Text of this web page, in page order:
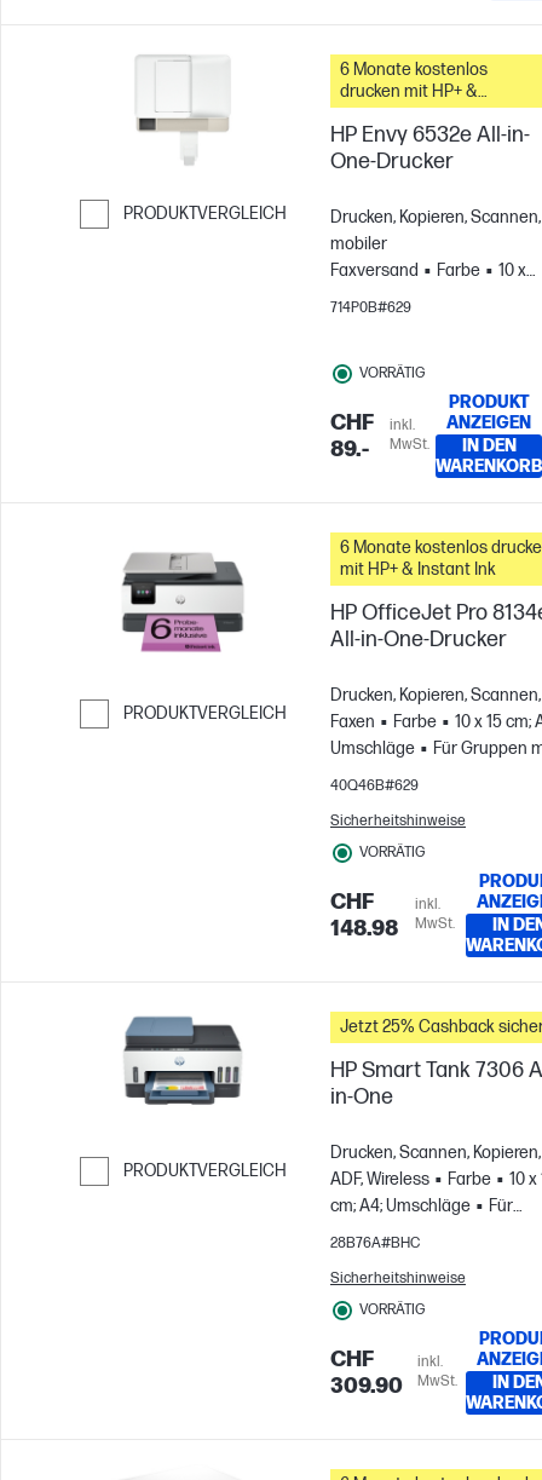
PRODUKTVERGLEICH
Weiter zum Vergleichen
6 Monate kostenlos
drucken mit HP+ &
Instant Ink
HP Envy 6532e All-in-
One-Drucker
Drucken, Kopieren, Scannen,
mobiler
Faxversand
Farbe
10 x
15 cm; A4; Umschläge; A5;
714P0B#629
VORRÄTIG
CHF
89.-
inkl.
MwSt.
PRODUKT
ANZEIGEN
IN DEN
WARENKORB
PRODUKTVERGLEICH
Weiter zum Vergleichen
6 Monate kostenlos
mit HP+ & Instant Ink
HP OfficeJet Pro
All-in-One-Drucker
Drucken, Kopieren, Scannen,
Faxen
Farbe
10 x 15 cm;
Umschläge
Für Gruppen
bis zu 5 Benutzern; Druckt
40Q46B#629
Sicherheitshinweise
VORRÄTIG
CHF
148.98
inkl.
MwSt.
IN
PRODUKTVERGLEICH
Weiter zum Vergleichen
Jetzt 25% Cashback
HP Smart Tank 7306
in-One
Drucken, Scannen, Kopieren,
ADF, Wireless
Farbe
10 x
cm; A4; Umschläge
Für
Gruppen mit bis zu 3
Monat
28B76A#BHC
Sicherheitshinweise
VORRÄTIG
CHF
309.90
inkl.
MwSt.
IN